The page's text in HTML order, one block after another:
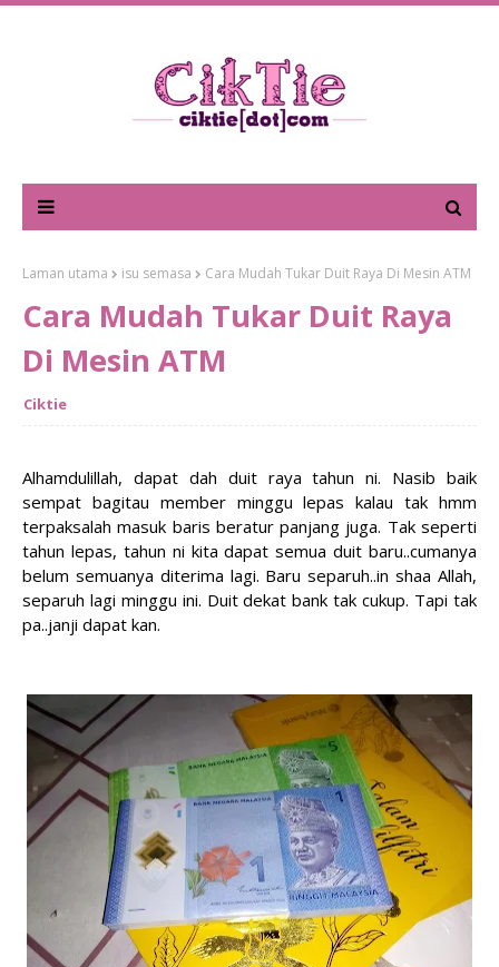
Laman utama isu semasa Cara Mudah Tukar Duit Raya Di Mesin ATM
Cara Mudah Tukar Duit Raya
Di Mesin ATM
Ciktie
Alhamdulillah, dapat dah duit raya tahun ni. Nasib baik
sempat bagitau member minggu lepas kalau tak hmm
terpaksalah masuk baris beratur panjang juga. Tak seperti
tahun lepas, tahun ni kita dapat semua duit baru..cumanya
belum semuanya diterima lagi. Baru separuh..in shaa Allah,
separuh lagi minggu ini. Duit dekat bank tak cukup. Tapi tak
pa..janji dapat kan.